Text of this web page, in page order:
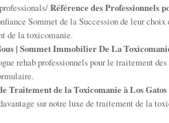
Référence des Professionnels
Sommet de la Succession de leur
de la toxicomanie.
| Sommet Immobilier De La
rehab professionnels pour le traitement
Traitement de la Toxicomanie à Los
sur notre luxe de traitement de la